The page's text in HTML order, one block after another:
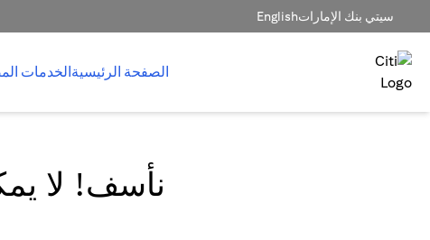
سيتي بنك الإماراتEnglish
الصفحة الرئيسيةالخدمات
نأسف! لا